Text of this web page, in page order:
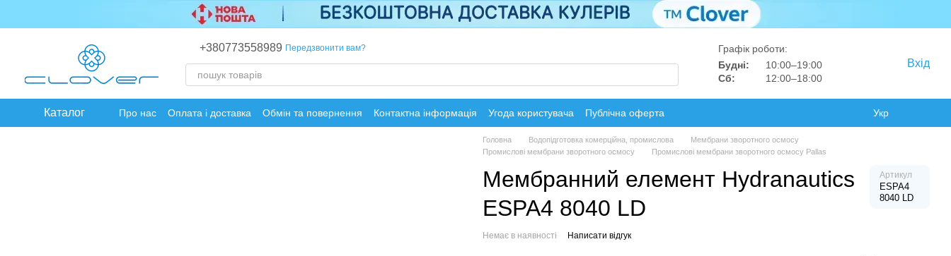
+380773558989 Передзвонити вам?
Графік роботи:
Будні:
10:00–19:00
Сб:
12:00–18:00
Вхід
Каталог Про нас Оплата і доставка Обмін та повернення Контактна інформація Угода користувача Публічна оферта Укр
Головна Водопідготовка комерційна, промислова
Мембрани зворотного осмосу
Промислові мембрани зворотного осмосу
Промислові мембрани зворотного осмосу Pallas
Мембранний елемент Hydranautics
ESPA4 8040 LD
Артикул
ESPA4
8040 LD
Немає в наявності Написати відгук